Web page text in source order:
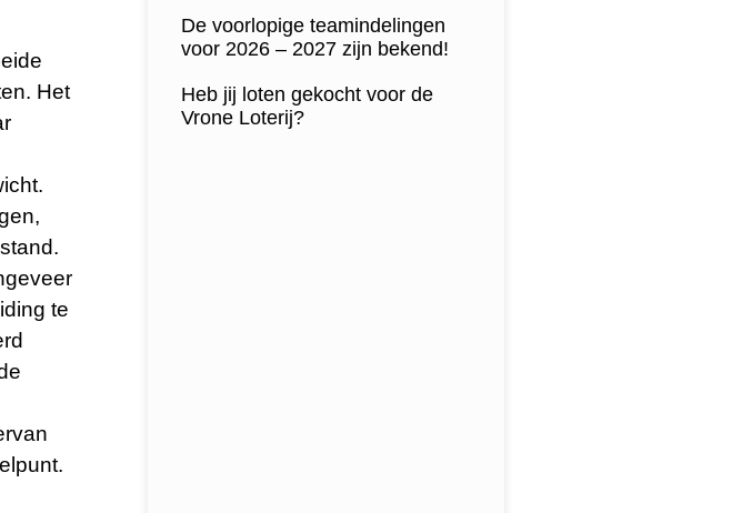
Het
te
De voorlopige teamindelingen
voor 2026 – 2027 zijn bekend!
Heb jij loten gekocht voor de
Vrone Loterij?